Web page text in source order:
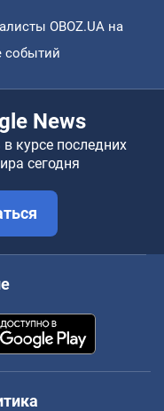
OBOZ.UA на
событий
News
курсе последних
сегодня